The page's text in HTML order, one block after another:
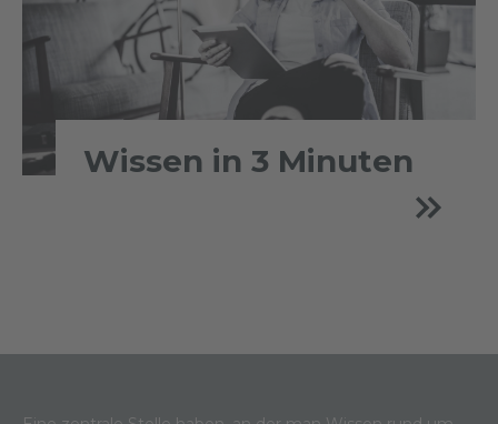
Wissen in 3 Minuten